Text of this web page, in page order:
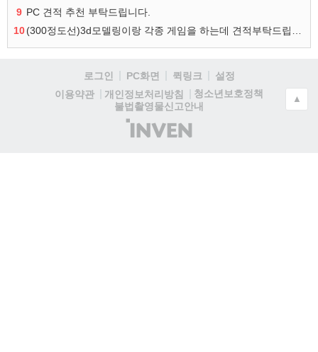
9 PC 견적 추천 부탁드립니다.
10
로그인 PC화면 퀵링크
설정
이용약관
개인정보처리방침
청소년보호정책
불법촬영물신고안내
(주)
인
▲